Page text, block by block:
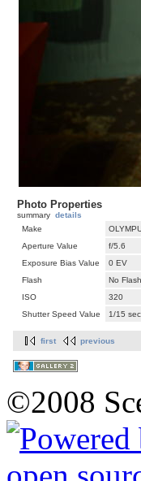
Photo Properties
summary details
Make
Aperture Value
f/5.6
Exposure Bias Value
0 EV
Flash
No Flash
ISO
320
Shutter Speed Value
1/15 sec
first previous
©2008